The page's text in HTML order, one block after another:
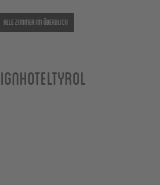
Alle Zimmer im Überblick